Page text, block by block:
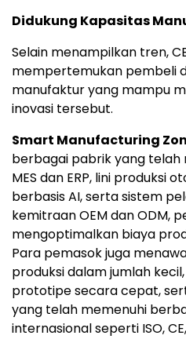
Didukung Kapasitas
Selain menampilkan tren,
mempertemukan pembeli
manufaktur yang mampu
inovasi tersebut.
Smart Manufacturing
berbagai pabrik yang
MES dan ERP, lini produksi
berbasis AI, serta sistem
kemitraan OEM dan ODM,
mengoptimalkan biaya
Para pemasok juga
produksi dalam jumlah
prototipe secara cepat,
yang telah memenuhi
internasional seperti ISO, CE,